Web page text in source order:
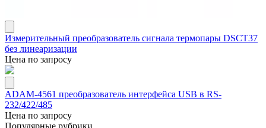
Измерительный преобразователь сигнала термопары DSCT37
без линеаризации
Цена по запросу
ADAM-4561 преобразователь интерфейса USB в RS-
232/422/485
Цена по запросу
Популярные рубрики